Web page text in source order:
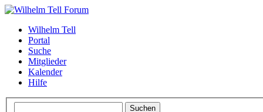
Wilhelm Tell
Portal
Suche
Mitglieder
Kalender
Hilfe